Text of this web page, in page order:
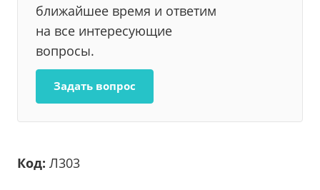
ближайшее время и ответим
на все интересующие
вопросы.
Задать вопрос
Код: Л303